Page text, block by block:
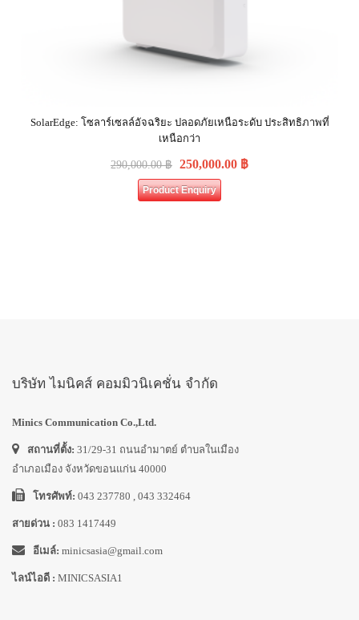
SolarEdge: โซลาร์เซลล์อัจฉริยะ ปลอดภัยเหนือระดับ ประสิทธิภาพที่
เหนือกว่า
290,000.00฿ 250,000.00 ฿
Product Enquiry
บริษัท ไมนิคส์ คอมมิวนิเคชั่น จำกัด
Minics Communication Co.,Ltd.
สถานที่ตั้ง: 31/29-31 ถนนอำมาตย์ ตำบลในเมือง
อำเภอเมือง จังหวัดขอนแก่น 40000
โทรศัพท์: 043 237780 , 043 332464
สายด่วน : 083 1417449
อีเมล์: minicsasia@gmail.com
ไลน์ไอดี : MINICSASIA1